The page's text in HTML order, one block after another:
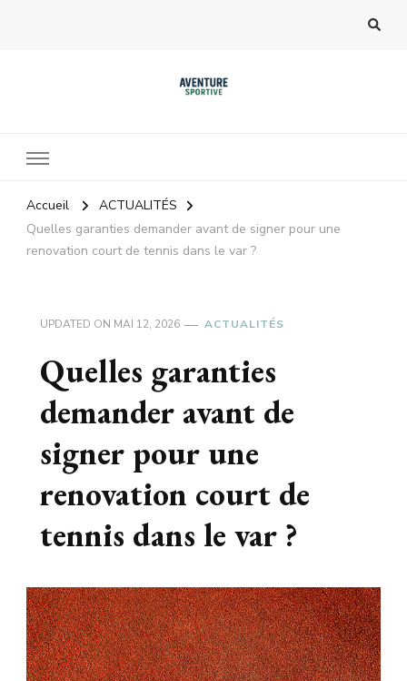
Accueil
ACTUALITÉS
Quelles garanties demander avant de signer pour une
renovation court de tennis dans le var ?
UPDATED ON MAI 12, 2026 ACTUALITÉS
Quelles garanties
demander avant de
signer pour une
renovation court de
tennis dans le var ?